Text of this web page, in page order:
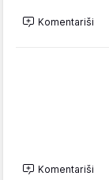
Komentariši
Komentariši